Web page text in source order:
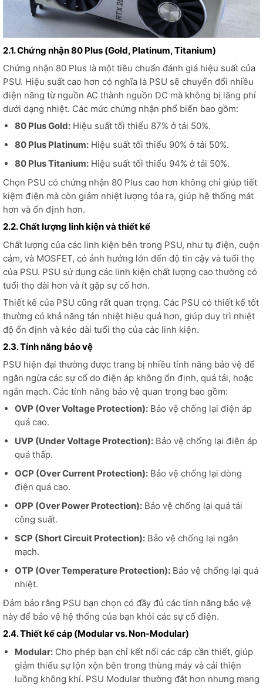
2.1. Chứng nhận 80 Plus (Gold, Platinum, Titanium)
Chứng nhận 80 Plus là một tiêu chuẩn đánh giá hiệu suất của
PSU. Hiệu suất cao hơn có nghĩa là PSU sẽ chuyển đổi nhiều
điện năng từ nguồn AC thành nguồn DC mà không bị lãng phí
dưới dạng nhiệt. Các mức chứng nhận phổ biến bao gồm:
80 Plus Gold:Hiệu suất tối thiểu 87% ở tải 50%.
80 Plus Platinum:Hiệu suất tối thiểu 90% ở tải 50%.
80 Plus Titanium:Hiệu suất tối thiểu 94% ở tải 50%.
Chọn PSU có chứng nhận 80 Plus cao hơn không chỉ giúp tiết
kiệm điện mà còn giảm nhiệt lượng tỏa ra, giúp hệ thống mát
hơn và ổn định hơn.
2.2. Chất lượng linh kiện và thiết kế
Chất lượng của các linh kiện bên trong PSU, như tụ điện, cuộn
cảm, và MOSFET, có ảnh hưởng lớn đến độ tin cậy và tuổi thọ
của PSU. PSU sử dụng các linh kiện chất lượng cao thường có
tuổi thọ dài hơn và ít gặp sự cố hơn.
Thiết kế của PSU cũng rất quan trọng. Các PSU có thiết kế tốt
thường có khả năng tản nhiệt hiệu quả hơn, giúp duy trì nhiệt
độ ổn định và kéo dài tuổi thọ của các linh kiện.
2.3. Tính năng bảo vệ
PSU hiện đại thường được trang bị nhiều tính năng bảo vệ để
ngăn ngừa các sự cố do điện áp không ổn định, quá tải, hoặc
ngắn mạch. Các tính năng bảo vệ quan trọng bao gồm:
OVP (Over Voltage Protection):Bảo vệ chống lại điện áp
quá cao.
UVP (Under Voltage Protection):Bảo vệ chống lại điện áp
quá thấp.
OCP (Over Current Protection):Bảo vệ chống lại dòng
điện quá cao.
OPP (Over Power Protection):Bảo vệ chống lại quá tải
công suất.
SCP (Short Circuit Protection):Bảo vệ chống lại ngắn
mạch.
OTP (Over Temperature Protection):Bảo vệ chống lại quá
nhiệt.
Đảm bảo rằng PSU bạn chọn có đầy đủ các tính năng bảo vệ
này để bảo vệ hệ thống của bạn khỏi các sự cố điện.
2.4. Thiết kế cáp (Modular vs. Non-Modular)
Modular:Cho phép bạn chỉ kết nối các cáp cần thiết, giúp
giảm thiểu sự lộn xộn bên trong thùng máy và cải thiện
luồng không khí. PSU Modular thường đắt hơn nhưng mang